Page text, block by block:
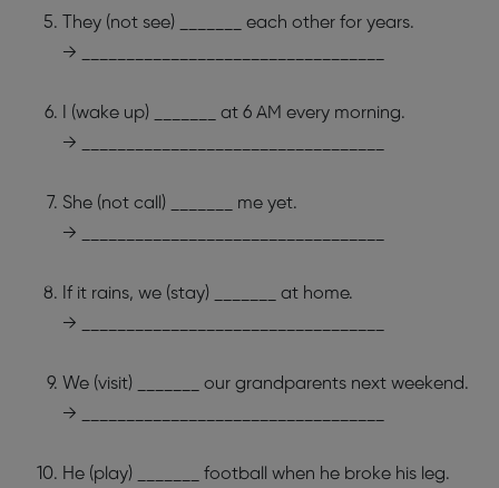
They (not see) _______ each other for years.
→ __________________________________
I (wake up) _______ at 6 AM every morning.
→ __________________________________
She (not call) _______ me yet.
→ __________________________________
If it rains, we (stay) _______ at home.
→ __________________________________
We (visit) _______ our grandparents next weekend.
→ __________________________________
He (play) _______ football when he broke his leg.